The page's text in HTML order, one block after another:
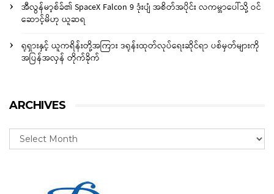
အီလွန်မာ့စ်ခ်၏ SpaceX Falcon 9 ဒုံးပျံ အစိတ်အပိုင်း လကမ္ဘာပေါ်သို့ ဝင်
ဆောင့်မိဟု ယူဆရ
ရုရှားနှင့် ယူကရိန်းတို့အကြား ဒရုန်းထုတ်လုပ်ရေးဆိုင်ရာ ပစ်မှတ်များကို
အပြန်အလှန် တိုက်ခိုက်
ARCHIVES